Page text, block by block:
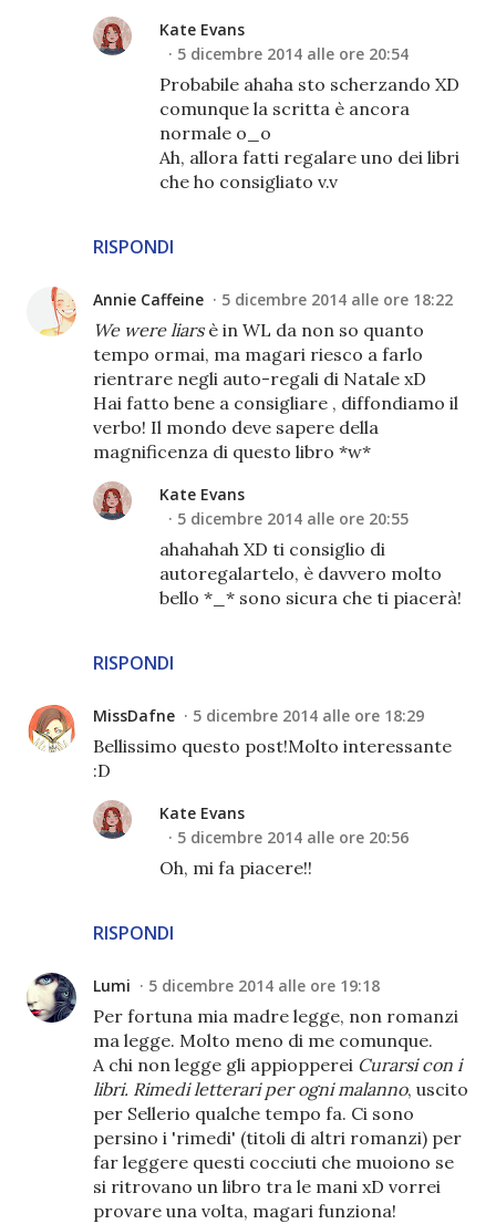
RISPONDI
Kate Evans
5 dicembre 2014 alle ore 20:54
Probabile ahaha sto scherzando XD
comunque la scritta è ancora
normale o_o
Ah, allora fatti regalare uno dei libri
che ho consigliato v.v
Annie Caffeine 5 dicembre 2014 alle ore 18:22
We were liarsè in WL da non so quanto
tempo ormai, ma magari riesco a farlo
rientrare negli auto-regali di Natale xD
Hai fatto bene a consigliare , diffondiamo il
verbo! Il mondo deve sapere della
magnificenza di questo libro *w*
RISPONDI
Kate Evans
5 dicembre 2014 alle ore 20:55
ahahahah XD ti consiglio di
autoregalartelo, è davvero molto
bello *_* sono sicura che ti piacerà!
MissDafne 5 dicembre 2014 alle ore 18:29
Bellissimo questo post!Molto interessante
:D
RISPONDI
Kate Evans
5 dicembre 2014 alle ore 20:56
Oh, mi fa piacere!!
Lumi 5 dicembre 2014 alle ore 19:18
Per fortuna mia madre legge, non romanzi
ma legge. Molto meno di me comunque.
A chi non legge gli appiopperei Curarsi con i
libri. Rimedi letterari per ogni malanno, uscito
per Sellerio qualche tempo fa. Ci sono
persino i 'rimedi' (titoli di altri romanzi) per
far leggere questi cocciuti che muoiono se
si ritrovano un libro tra le mani xD vorrei
provare una volta, magari funziona!